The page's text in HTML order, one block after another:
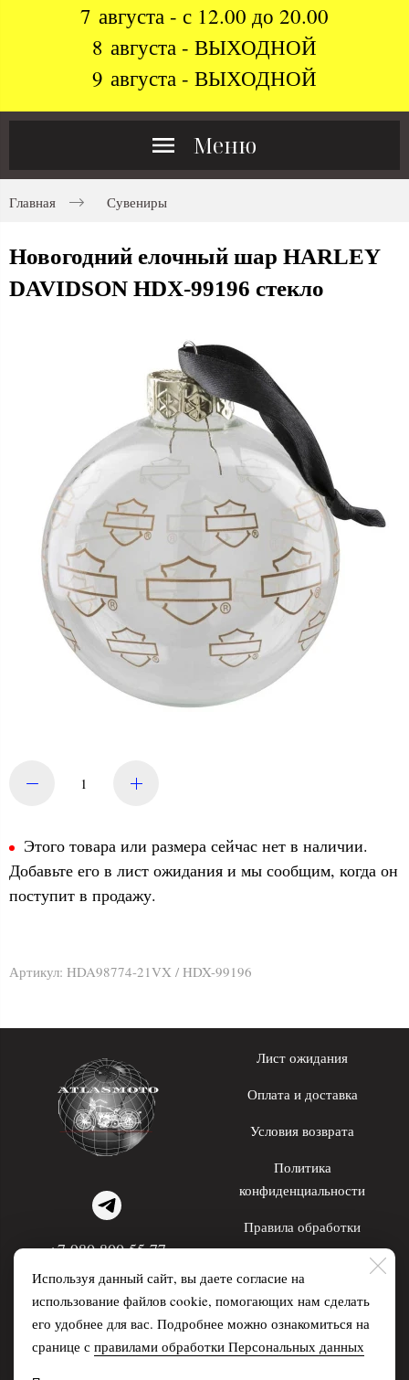
7 августа - с 12.00 до 20.00
8 августа - ВЫХОДНОЙ
9 августа - ВЫХОДНОЙ
Меню
Главная Сувениры
Новогодний елочный шар HARLEY
DAVIDSON HDX-99196 стекло
Этого товара или размера сейчас нет в наличии.
Добавьте его в лист ожидания и мы сообщим, когда он
поступит в продажу.
Артикул: HDA98774-21VX / HDX-99196
Используя данный сайт, вы даете согласие на
использование файлов cookie, помогающих нам сделать
его удобнее для вас. Подробнее можно ознакомиться на
сранице с правилами обработки Персональных данных
+7 980 800 55 77
WhatsApp; Telegram
Лист ожидания
Оплата и доставка
Условия возврата
Политика
конфиденциальности
Правила обработки
персональных данных
Распродажа
О нас